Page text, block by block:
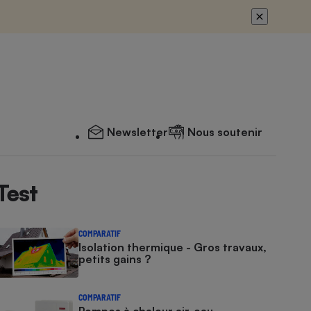
Newsletter Nous soutenir
COMPARATIF
Isolation thermique - Gros travaux,
petits gains ?
COMPARATIF